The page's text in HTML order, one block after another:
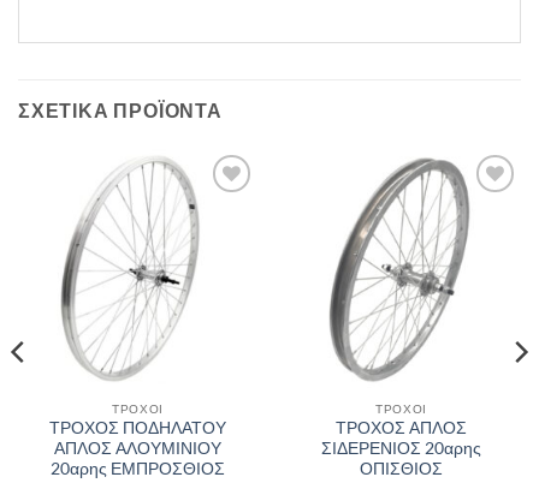
ΣΧΕΤΙΚΆ ΠΡΟΪΌΝΤΑ
Πρόσθήκη
στην λίστα
επιθυμιών
ΤΡΟΧΟΙ
ΤΡΟΧΟΣ ΠΟΔΗΛΑΤΟΥ
ΑΠΛΟΣ ΑΛΟΥΜΙΝΙΟΥ
20αρης ΕΜΠΡΟΣΘΙΟΣ
Πρόσθήκη
στην λίστα
επιθυμιών
ΤΡΟΧΟΙ
ΤΡΟΧΟΣ ΑΠΛΟΣ
ΣΙΔΕΡΕΝΙΟΣ 20αρης
ΟΠΙΣΘΙΟΣ